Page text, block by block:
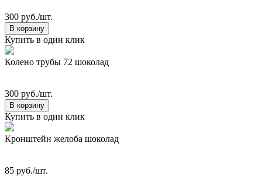
300 руб./шт.
В корзину
Купить в один клик
Колено трубы 72 шоколад
300 руб./шт.
В корзину
Купить в один клик
Кронштейн желоба шоколад
85 руб./шт.